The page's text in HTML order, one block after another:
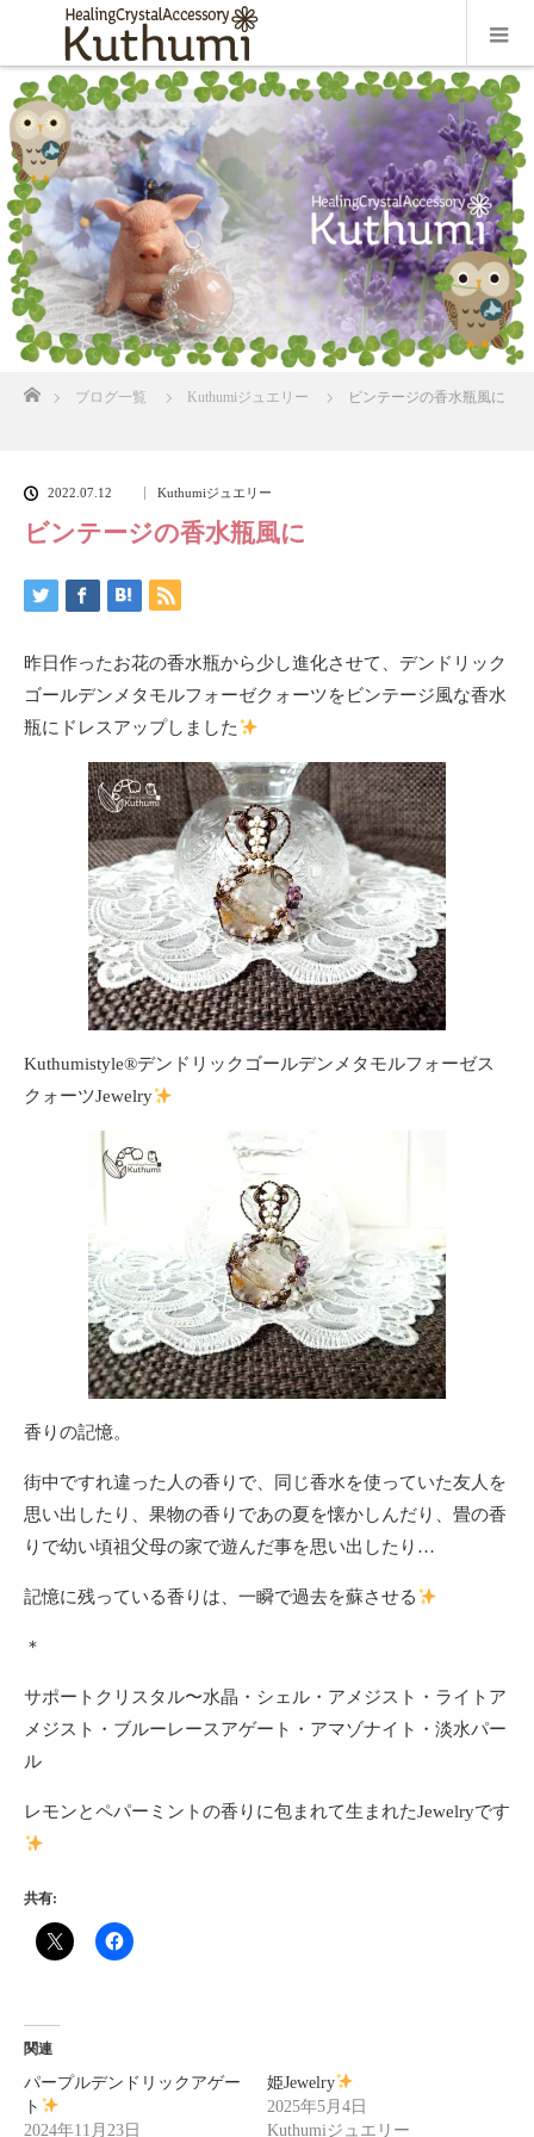
ブログ一覧 Kuthumiジュエリー ビンテージの香水瓶風に
2022.07.12 Kuthumiジュエリー
ビンテージの香水瓶風に
昨日作ったお花の香水瓶から少し進化させて、デンドリック
ゴールデンメタモルフォーゼクォーツをビンテージ風な香水
瓶にドレスアップしました
Kuthumistyle®デンドリックゴールデンメタモルフォーゼス
クォーツJewelry
香りの記憶。
街中ですれ違った人の香りで、同じ香水を使っていた友人を
思い出したり、果物の香りであの夏を懐かしんだり、畳の香
りで幼い頃祖父母の家で遊んだ事を思い出したり…
記憶に残っている香りは、一瞬で過去を蘇させる
＊
サポートクリスタル〜水晶・シェル・アメジスト・ライトア
メジスト・ブルーレースアゲート・アマゾナイト・淡水パー
ル
レモンとペパーミントの香りに包まれて生まれたJewelryです
共有:
関連
パープルデンドリックアゲー
ト
2024年11月23日
姫Jewelry
2025年5月4日
Kuthumiジュエリー